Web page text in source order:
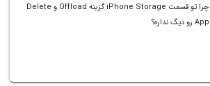
چرا تو قسمت iPhone Storage گزینه Offload و Delete
App رو دیگ نداره؟